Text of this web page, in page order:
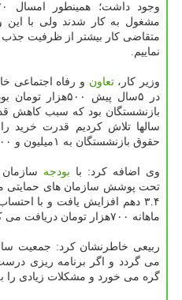
وجود داشت؛ همینطور امسال ۷۲۰هزار
مشغول به كار شدند ولی با این
متقاضی كار بیشتر از ظرفیت
نماییم.
وزیر كار،تعاون و رفاه اجتماعی
در ۵سال پیش ۵۰۰هزار تومان بود و
بازنشستگان بود كه سبب كاهش
سالها تلاش كردیم قدرت خرید
حقوق بازنشستگان به ۱میلیون و ۲۰۰هزار تومان می رسد.
وی اضافه كرد: با بودجه
تحت پوشش سازمان های حمایتی
ماهانه ۷۰۰هزار تومان دریافت می كند.
می گردد و اگر برنامه ریزی
گره می خورد و مشكلات زیادی را